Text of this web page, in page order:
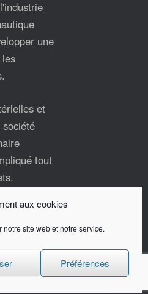
aux cookies
site web et notre service.
Préférences
une
et
tout
plus